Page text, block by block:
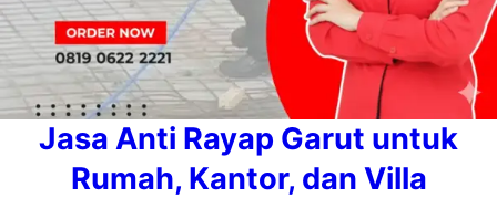
Jasa Anti Rayap Garut untuk
Rumah, Kantor, dan Villa